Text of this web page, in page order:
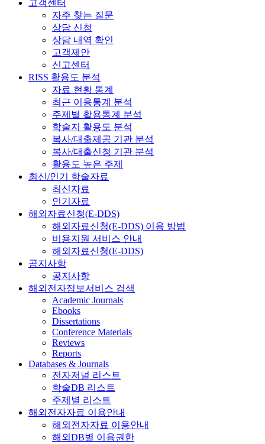
고객센터
자주 찾는 질문
상담 신청
상담 내역 확인
고객제안
신고센터
RISS 활용도 분석
자료 현황 통계
최근 이용통계 분석
주제별 활용통계 분석
학술지 활용도 분석
복사/대출제공 기관 분석
복사/대출신청 기관 분석
활용도 높은 주제
최신/인기 학술자료
최신자료
인기자료
해외자료신청(E-DDS)
해외자료신청(E-DDS) 이용 방법
비용지원 서비스 안내
해외자료신청(E-DDS)
공지사항
공지사항
해외전자정보서비스 검색
Academic Journals
Ebooks
Dissertations
Conference Materials
Reviews
Reports
Databases & Journals
전자저널 리스트
학술DB 리스트
주제별 리스트
해외전자자료 이용안내
해외전자자료 이용안내
해외DB별 이용권한